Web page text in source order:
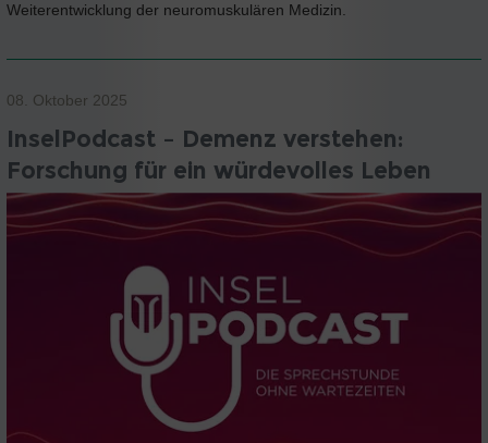
Weiterentwicklung der neuromuskulären Medizin.
08. Oktober 2025
InselPodcast – Demenz verstehen:
Forschung für ein würdevolles Leben